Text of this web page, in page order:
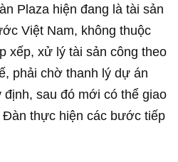
Plaza hiện đang là tài sản
Việt Nam, không thuộc
xếp, xử lý tài sản công theo
phải chờ thanh lý dự án
định, sau đó mới có thể giao
Đàn thực hiện các bước tiếp